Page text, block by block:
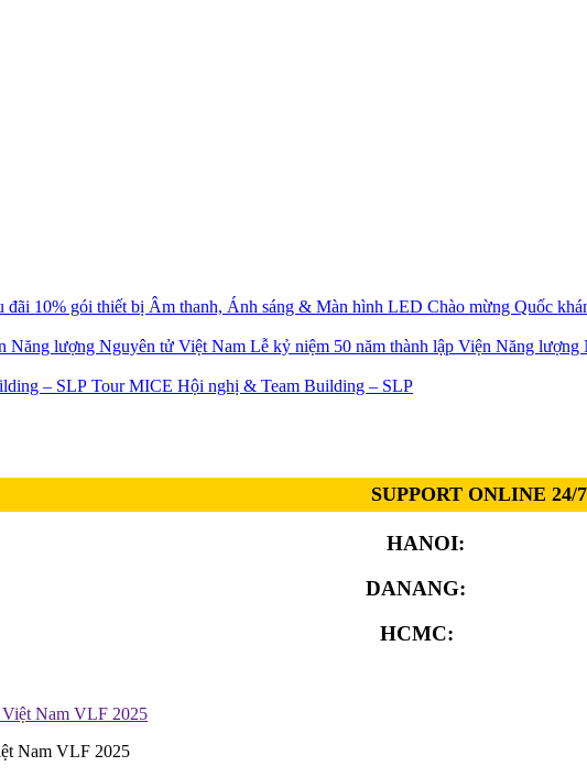
Chào mừng Quốc
Lễ kỷ niệm 50 năm thành lập Viện Năng
Tour MICE Hội nghị & Team Building – SLP
SUPPORT ONLINE 24/7
HANOI:
DANANG:
HCMC:
Nam VLF 2025